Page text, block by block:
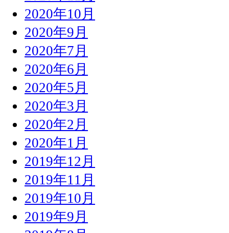
2020年10月
2020年9月
2020年7月
2020年6月
2020年5月
2020年3月
2020年2月
2020年1月
2019年12月
2019年11月
2019年10月
2019年9月